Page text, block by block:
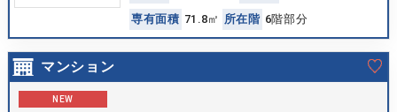
専有面積 71.8㎡ 所在 階 6階部分
マンション
NEW